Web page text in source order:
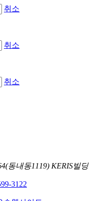
취소
취소
취소
동내동1119) KERIS빌딩
3122